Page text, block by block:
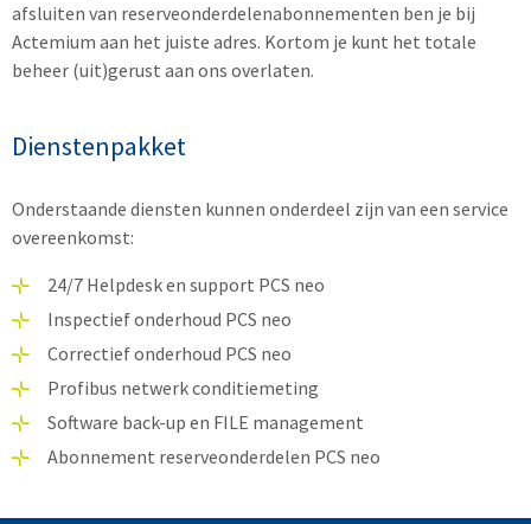
afsluiten van reserveonderdelenabonnementen ben je bij
Actemium aan het juiste adres. Kortom je kunt het totale
beheer (uit)gerust aan ons overlaten.
Dienstenpakket
Onderstaande diensten kunnen onderdeel zijn van een service
overeenkomst:
24/7 Helpdesk en support PCS neo
Inspectief onderhoud PCS neo
Correctief onderhoud PCS neo
Profibus netwerk conditiemeting
Software back-up en FILE management
Abonnement reserveonderdelen PCS neo